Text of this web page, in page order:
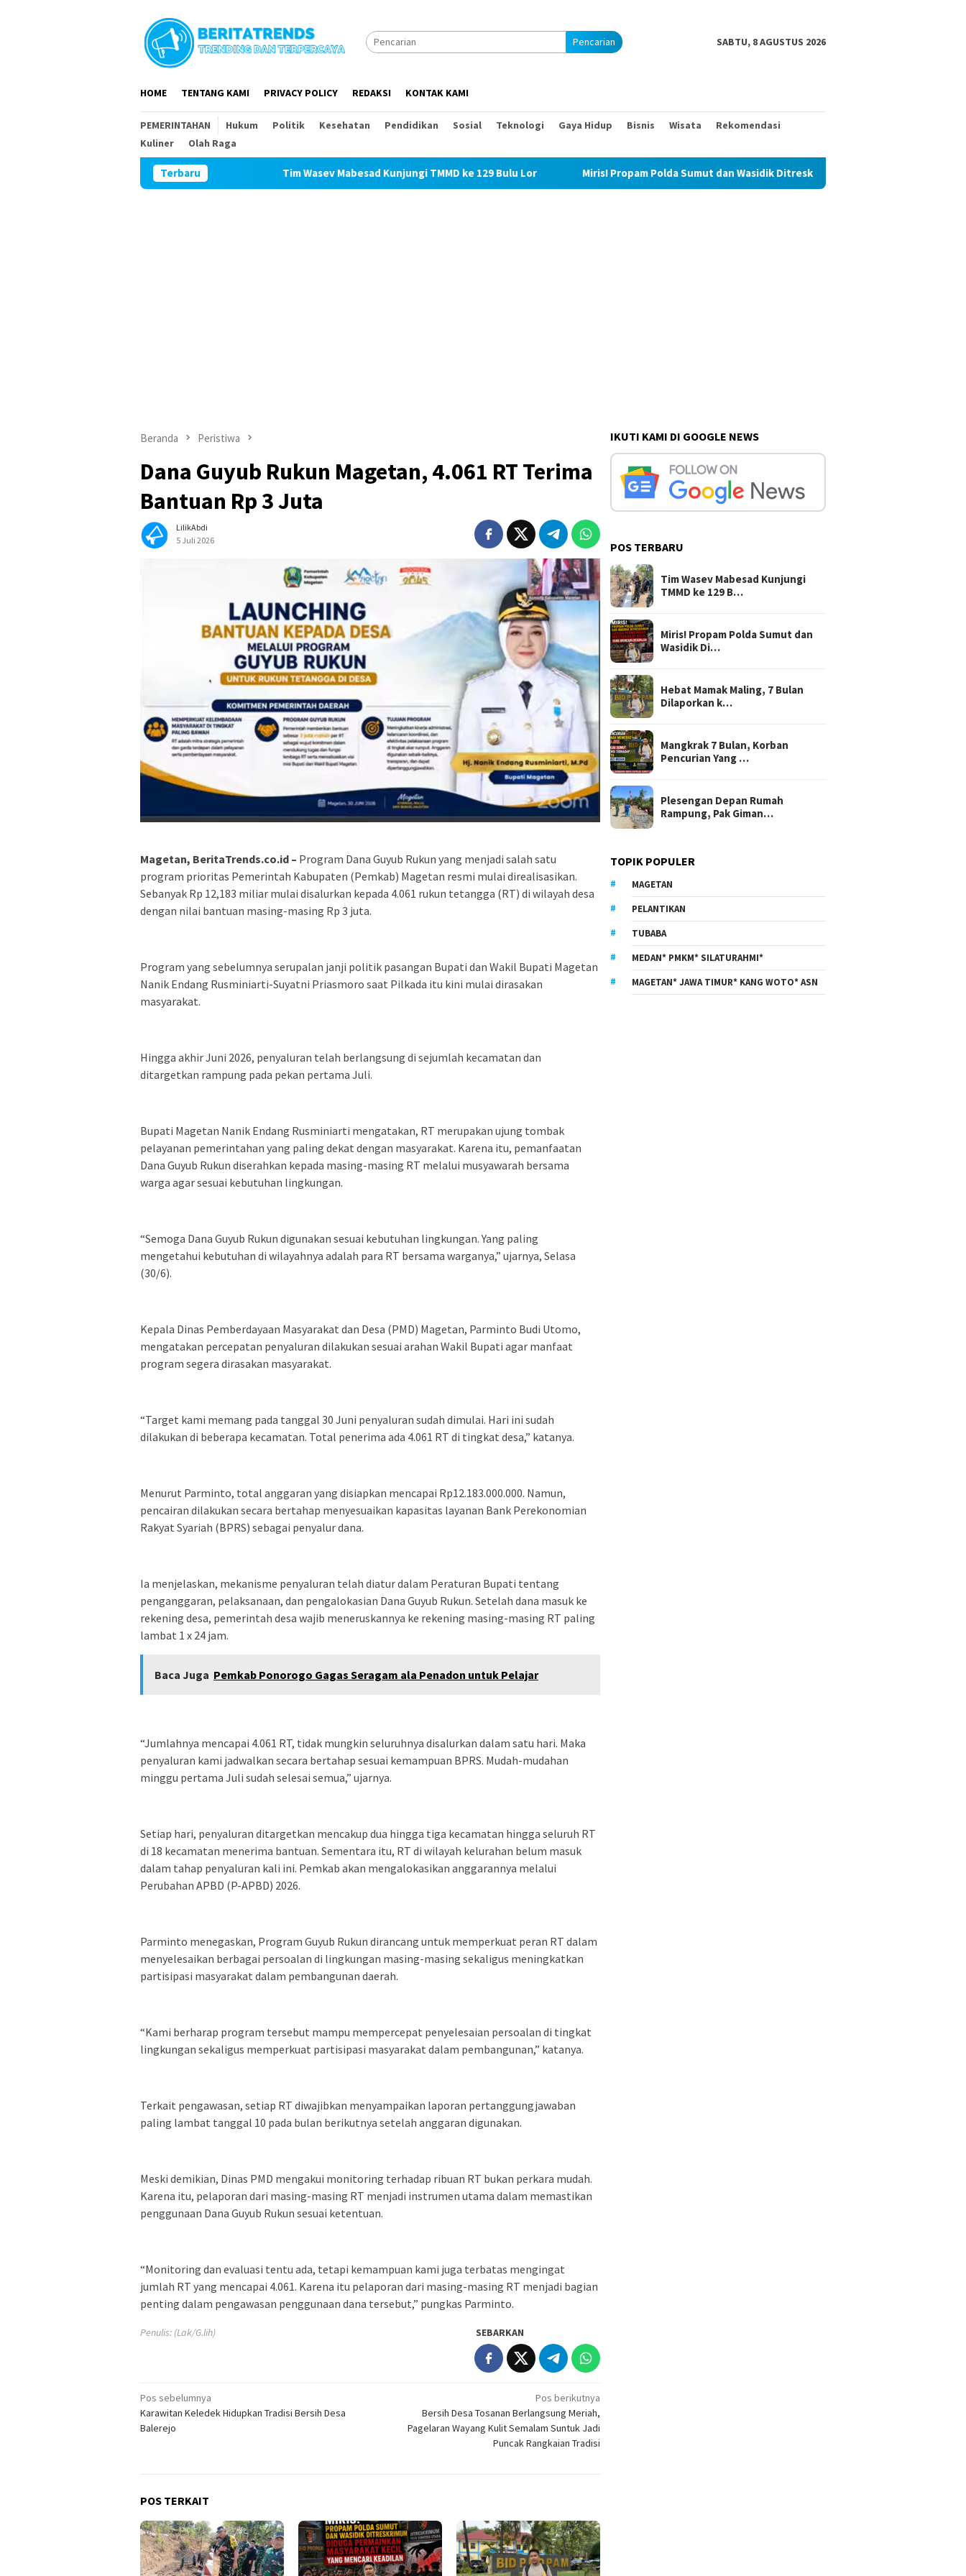
Pencarian SABTU, 8 AGUSTUS 2026
HOME TENTANG KAMI PRIVACY POLICY REDAKSI KONTAK KAMI
PEMERINTAHAN Hukum Politik Kesehatan Pendidikan Sosial Teknologi Gaya Hidup Bisnis Wisata
Rekomendasi
Kuliner
Olah Raga
TerbaruTim Wasev Mabesad Kunjungi TMMD ke 129 Bulu Lor Miris! Propam Polda Sumut dan Wasidik Ditreskrimum Diduga Permainkan Masyarakat Kecil Yang
Beranda Peristiwa
Dana Guyub Rukun Magetan, 4.061 RT Terima
Bantuan Rp 3 Juta
LilikAbdi
5 Juli 2026
Magetan, BeritaTrends.co.id – Program Dana Guyub Rukun yang menjadi salah satu
program prioritas Pemerintah Kabupaten (Pemkab) Magetan resmi mulai direalisasikan.
Sebanyak Rp 12,183 miliar mulai disalurkan kepada 4.061 rukun tetangga (RT) di wilayah desa
dengan nilai bantuan masing-masing Rp 3 juta.
Program yang sebelumnya serupalan janji politik pasangan Bupati dan Wakil Bupati Magetan
Nanik Endang Rusminiarti-Suyatni Priasmoro saat Pilkada itu kini mulai dirasakan
masyarakat.
Hingga akhir Juni 2026, penyaluran telah berlangsung di sejumlah kecamatan dan
ditargetkan rampung pada pekan pertama Juli.
Bupati Magetan Nanik Endang Rusminiarti mengatakan, RT merupakan ujung tombak
pelayanan pemerintahan yang paling dekat dengan masyarakat. Karena itu, pemanfaatan
Dana Guyub Rukun diserahkan kepada masing-masing RT melalui musyawarah bersama
warga agar sesuai kebutuhan lingkungan.
“Semoga Dana Guyub Rukun digunakan sesuai kebutuhan lingkungan. Yang paling
mengetahui kebutuhan di wilayahnya adalah para RT bersama warganya,” ujarnya, Selasa
(30/6).
Kepala Dinas Pemberdayaan Masyarakat dan Desa (PMD) Magetan, Parminto Budi Utomo,
mengatakan percepatan penyaluran dilakukan sesuai arahan Wakil Bupati agar manfaat
program segera dirasakan masyarakat.
“Target kami memang pada tanggal 30 Juni penyaluran sudah dimulai. Hari ini sudah
dilakukan di beberapa kecamatan. Total penerima ada 4.061 RT di tingkat desa,” katanya.
Menurut Parminto, total anggaran yang disiapkan mencapai Rp12.183.000.000. Namun,
pencairan dilakukan secara bertahap menyesuaikan kapasitas layanan Bank Perekonomian
Rakyat Syariah (BPRS) sebagai penyalur dana.
Ia menjelaskan, mekanisme penyaluran telah diatur dalam Peraturan Bupati tentang
penganggaran, pelaksanaan, dan pengalokasian Dana Guyub Rukun. Setelah dana masuk ke
rekening desa, pemerintah desa wajib meneruskannya ke rekening masing-masing RT paling
lambat 1 x 24 jam.
Baca Juga Pemkab Ponorogo Gagas Seragam ala Penadon untuk Pelajar
“Jumlahnya mencapai 4.061 RT, tidak mungkin seluruhnya disalurkan dalam satu hari. Maka
penyaluran kami jadwalkan secara bertahap sesuai kemampuan BPRS. Mudah-mudahan
minggu pertama Juli sudah selesai semua,” ujarnya.
Setiap hari, penyaluran ditargetkan mencakup dua hingga tiga kecamatan hingga seluruh RT
di 18 kecamatan menerima bantuan. Sementara itu, RT di wilayah kelurahan belum masuk
dalam tahap penyaluran kali ini. Pemkab akan mengalokasikan anggarannya melalui
Perubahan APBD (P-APBD) 2026.
Parminto menegaskan, Program Guyub Rukun dirancang untuk memperkuat peran RT dalam
menyelesaikan berbagai persoalan di lingkungan masing-masing sekaligus meningkatkan
partisipasi masyarakat dalam pembangunan daerah.
“Kami berharap program tersebut mampu mempercepat penyelesaian persoalan di tingkat
lingkungan sekaligus memperkuat partisipasi masyarakat dalam pembangunan,” katanya.
Terkait pengawasan, setiap RT diwajibkan menyampaikan laporan pertanggungjawaban
paling lambat tanggal 10 pada bulan berikutnya setelah anggaran digunakan.
Meski demikian, Dinas PMD mengakui monitoring terhadap ribuan RT bukan perkara mudah.
Karena itu, pelaporan dari masing-masing RT menjadi instrumen utama dalam memastikan
penggunaan Dana Guyub Rukun sesuai ketentuan.
“Monitoring dan evaluasi tentu ada, tetapi kemampuan kami juga terbatas mengingat
jumlah RT yang mencapai 4.061. Karena itu pelaporan dari masing-masing RT menjadi bagian
penting dalam pengawasan penggunaan dana tersebut,” pungkas Parminto.
Penulis: (Lak/G.lih) SEBARKAN
Navigasi
pos
Pos sebelumnya
Karawitan Keledek Hidupkan Tradisi Bersih Desa
Balerejo
Pos berikutnya
Bersih Desa Tosanan Berlangsung Meriah,
Pagelaran Wayang Kulit Semalam Suntuk Jadi
Puncak Rangkaian Tradisi
POS TERKAIT
IKUTI KAMI DI GOOGLE NEWS
POS TERBARU
Tim Wasev Mabesad Kunjungi
TMMD ke 129 B…
Miris! Propam Polda Sumut dan
Wasidik Di…
Hebat Mamak Maling, 7 Bulan
Dilaporkan k…
Mangkrak 7 Bulan, Korban
Pencurian Yang …
Plesengan Depan Rumah
Rampung, Pak Giman…
TOPIK POPULER
MAGETAN
PELANTIKAN
TUBABA
MEDAN* PMKM* SILATURAHMI*
MAGETAN* JAWA TIMUR* KANG WOTO* ASN